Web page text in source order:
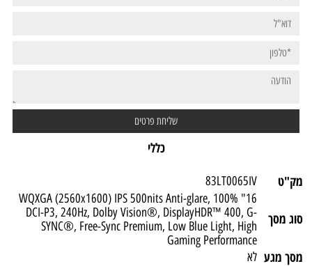
כללי
מק"ט
83LT0065IV
סוג מסך
16" WQXGA (2560x1600) IPS 500nits Anti-glare, 100%
DCI-P3, 240Hz, Dolby Vision®, DisplayHDR™ 400, G-
SYNC®, Free-Sync Premium, Low Blue Light, High
Gaming Performance
מסך מגע לא